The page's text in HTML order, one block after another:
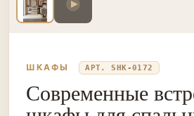
ШКАФЫ АРТ. SHK-0172
Современные